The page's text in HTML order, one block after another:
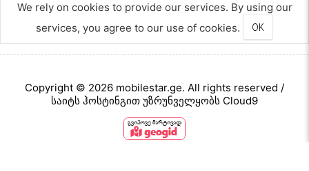
პროცესორის ნაკადი:
პროცესორის მწარმოებელი:
პროცესორის მაქსიმალური სიხშირე:
We rely on cookies to provide our services. By using our
services, you agree to our use of cookies.
OK
Copyright © 2026 mobilestar.ge. All rights reserved /
საიტს ჰოსტინგით უზრუნველყობს Cloud9